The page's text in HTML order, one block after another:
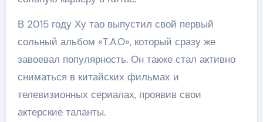
В 2015 году Ху тао выпустил свой первый
сольный альбом «T.A.O», который сразу же
завоевал популярность. Он также стал активно
сниматься в китайских фильмах и
телевизионных сериалах, проявив свои
актерские таланты.